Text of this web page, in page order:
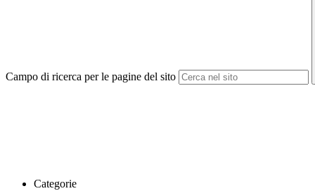
Campo di ricerca per le pagine del sito
Categorie